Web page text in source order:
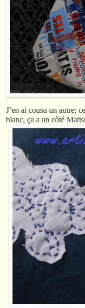
J’en ai cousu un autre;
blanc, ça a un côté